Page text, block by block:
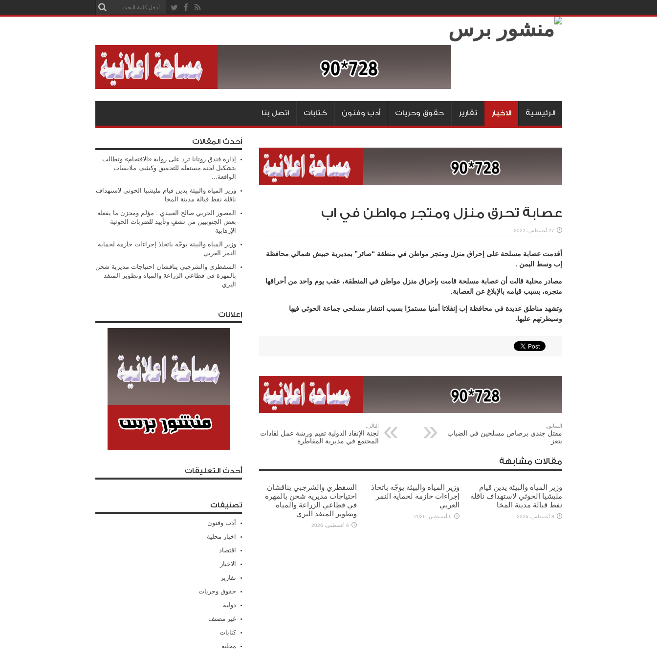
الرئيسية الاخبار تقارير حقوق وحريات أدب وفنون كتابات اتصل بنا
عصابة تحرق منزل ومتجر مواطن في اب
27 أغسطس، 2022
أقدمت عصابة مسلحة على إحراق منزل ومتجر مواطن في منطقة “صائر” بمديرية حبيش شمالي محافظة
إب وسط اليمن .
مصادر محلية قالت أن عصابة مسلحة قامت بإحراق منزل مواطن في المنطقة، عقب يوم واحد من أحراقها
متجره، بسبب قيامه بالإبلاغ عن العصابة.
وتشهد مناطق عديدة في محافظة إب إنفلاتا أمنيا مستمرًا بسبب انتشار مسلحي جماعة الحوثي فيها
وسيطرتهم عليها.
السابق:
مقتل جندي برصاص مسلحين في الضباب
بتعز
التالي:
لجنة الإنقاذ الدولية تقيم ورشة عمل لقادات
المجتمع في مديرية المقاطرة
مقالات مشابهة
وزير المياه والبيئة يدين قيام
مليشيا الحوثي لاستهداف ناقلة
نفط قبالة مدينة المخا
8 أغسطس، 2026
وزير المياه والبيئة يوجّه باتخاذ
إجراءات حازمة لحماية النمر
العربي
6 أغسطس، 2026
السقطري والشرجبي يناقشان
احتياجات مديرية شحن بالمهرة
في قطاعي الزراعة والمياه
وتطوير المنفذ البري
6 أغسطس، 2026
أحدث المقالات
إدارة فندق روتانا ترد على رواية «الاقتحام» وتطالب
بتشكيل لجنة مستقلة للتحقيق وكشف ملابسات
الواقعة…
وزير المياه والبيئة يدين قيام مليشيا الحوثي لاستهداف
ناقلة نفط قبالة مدينة المخا
المصور الحربي صالح العبيدي : مؤلم ومحزن ما يفعله
بعض الجنوبيين من تشفٍ وتأييد للضربات الحوثية
الإرهابية
وزير المياه والبيئة يوجّه باتخاذ إجراءات حازمة لحماية
النمر العربي
السقطري والشرجبي يناقشان احتياجات مديرية شحن
بالمهرة في قطاعي الزراعة والمياه وتطوير المنفذ
البري
إعلانات
أحدث التعليقات
تصنيفات
أدب وفنون
اخبار محلية
اقتصاد
الاخبار
تقارير
حقوق وحريات
دولية
غير مصنف
كتابات
محلية